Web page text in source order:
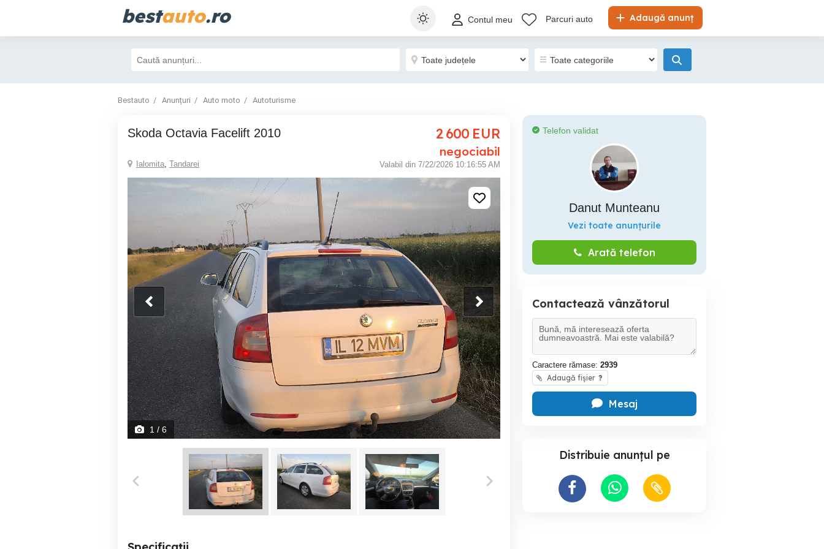
bestauto.ro Adaugă anunț
Contul meu Parcuri auto
Bestauto Anunțuri Auto moto Autoturisme
Skoda Octavia Facelift 2010 2 600 EUR
negociabil
Ialomita, Tandarei Valabil din 7/22/2026 10:16:55 AM
1 / 6
Telefon validat
Danut Munteanu
Vezi toate anunțurile
Arată telefon
Contactează vânzătorul
Caractere rămase: 2939
Adaugă fișier ?
Mesaj
Distribuie anunțul pe